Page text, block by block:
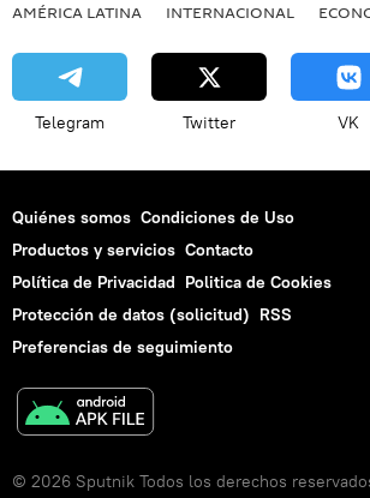
AMÉRICA LATINA INTERNACIONAL
Telegram Twitter VK
Quiénes somos Condiciones de Uso
Productos y servicios Contacto
Política de Privacidad Politica de Cookies
Protección de datos (solicitud) RSS
Preferencias de seguimiento
© 2026 Sputnik Todos los derechos